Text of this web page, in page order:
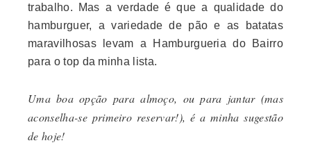
trabalho. Mas a verdade é que a qualidade do
hamburguer, a variedade de pão e as batatas
maravilhosas levam a Hamburgueria do Bairro
para o top da minha lista.
Uma boa opção para almoço, ou para jantar (mas
aconselha-se primeiro reservar!), é a minha sugestão
de hoje!